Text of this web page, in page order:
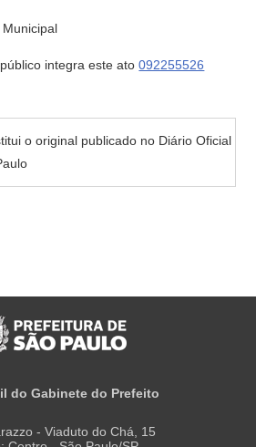
integra este ato092255526
o original publicado no Diário Oficial
do Gabinete do Prefeito
- Viaduto do Chá, 15